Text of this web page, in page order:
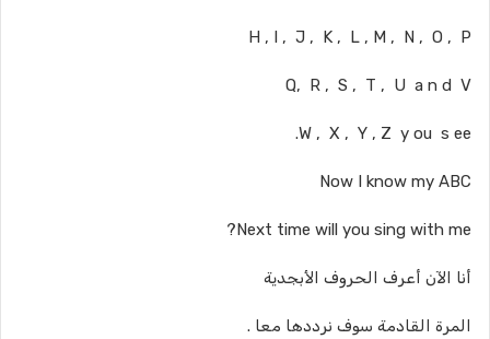
H , I , J , K , L , M , N , O , P
Q, R , S , T , U a n d V
W , X , Y , Z y ou s ee.
Now I know my ABC
Next time will you sing with me?
أنا الآن أعرف الحروف الأبجدية
المرة القادمة سوف نرددها معا .